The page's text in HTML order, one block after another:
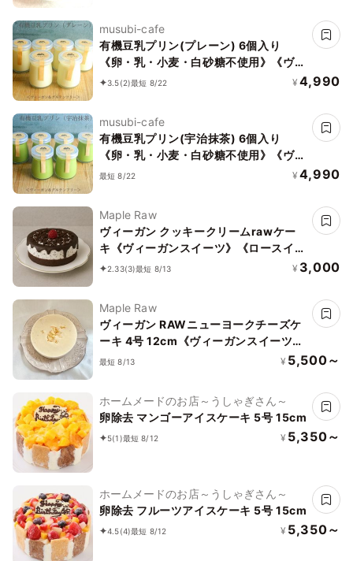
ギー配慮》
musubi-cafe
有機豆乳プリン(プレーン) 6個入り
《卵・乳・小麦・白砂糖不使用》《ヴィ
ーガンスイーツ》《グルテンフリー》
3.5(2)最短 8/22 ¥ 4,990
musubi-cafe
有機豆乳プリン(宇治抹茶) 6個入り
《卵・乳・小麦・白砂糖不使用》《ヴィ
ーガンスイーツ》《グルテンフリー》
最短 8/22 ¥ 4,990
Maple Raw
ヴィーガン クッキークリームrawケー
キ《ヴィーガンスイーツ》《ロースイー
ツ》
2.33(3)最短 8/13 ¥ 3,000
Maple Raw
ヴィーガン RAWニューヨークチーズケ
ーキ 4号 12cm《ヴィーガンスイーツ・
ヴィーガンケーキ》《ロースイーツ》
最短 8/13 ¥ 5,500～
ホームメードのお店～うしゃぎさん～
卵除去 マンゴーアイスケーキ 5号 15cm
5(1)最短 8/12 ¥ 5,350～
ホームメードのお店～うしゃぎさん～
卵除去 フルーツアイスケーキ 5号 15cm
4.5(4)最短 8/12 ¥ 5,350～